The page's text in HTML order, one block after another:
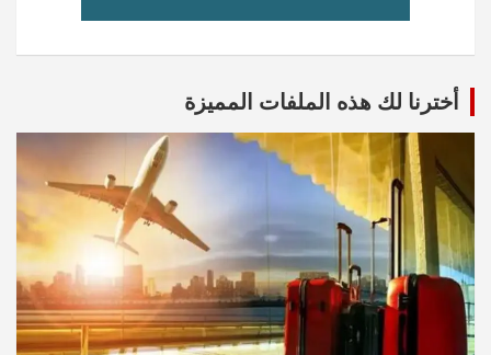
أخترنا لك هذه الملفات المميزة